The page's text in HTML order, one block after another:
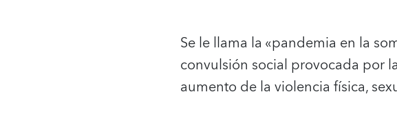
Se le llama la «pandemia en la
convulsión social provocada por
aumento de la violencia física,